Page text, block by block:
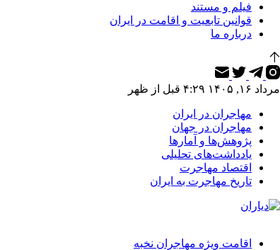
فیلم و مستند
قوانین تابعیت و اقامت در ایران
درباره ما
مرداد ۱۶, ۱۴۰۵ ۴:۲۹ قبل از ظهر
مهاجران در ایران
مهاجران در جهان
پژوهش‌ها و آمارها
یادداشت‌های تحلیلی
اقتصاد مهاجرت
تاریخ مهاجرت به ایران
اقامت ویژه مهاجران نخبه